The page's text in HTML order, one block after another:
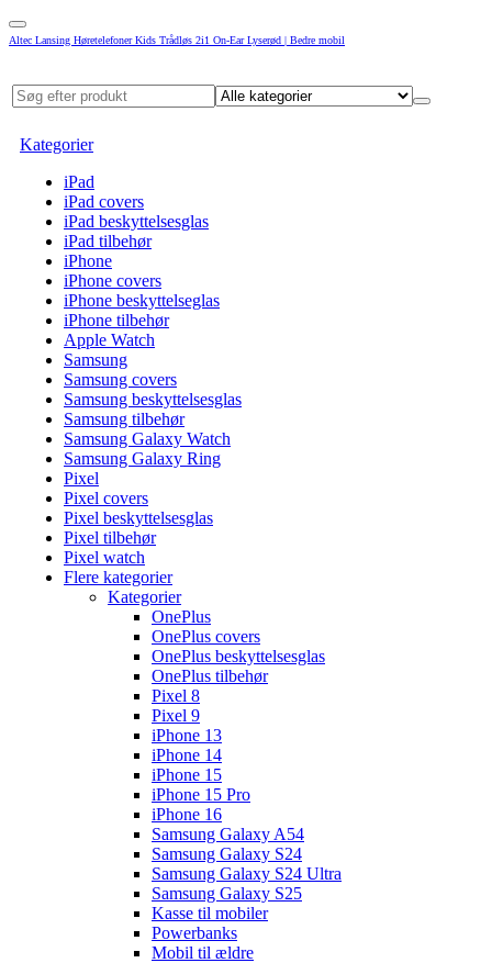
Altec Lansing Høretelefoner Kids Trådløs 2i1 On-Ear Lyserød | Bedre mobil
Kategorier
iPad
iPad covers
iPad beskyttelsesglas
iPad tilbehør
iPhone
iPhone covers
iPhone beskyttelseglas
iPhone tilbehør
Apple Watch
Samsung
Samsung covers
Samsung beskyttelsesglas
Samsung tilbehør
Samsung Galaxy Watch
Samsung Galaxy Ring
Pixel
Pixel covers
Pixel beskyttelsesglas
Pixel tilbehør
Pixel watch
Flere kategorier
Kategorier
OnePlus
OnePlus covers
OnePlus beskyttelsesglas
OnePlus tilbehør
Pixel 8
Pixel 9
iPhone 13
iPhone 14
iPhone 15
iPhone 15 Pro
iPhone 16
Samsung Galaxy A54
Samsung Galaxy S24
Samsung Galaxy S24 Ultra
Samsung Galaxy S25
Kasse til mobiler
Powerbanks
Mobil til ældre